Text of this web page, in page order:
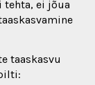
tehta, ei jõua
taaskasvu